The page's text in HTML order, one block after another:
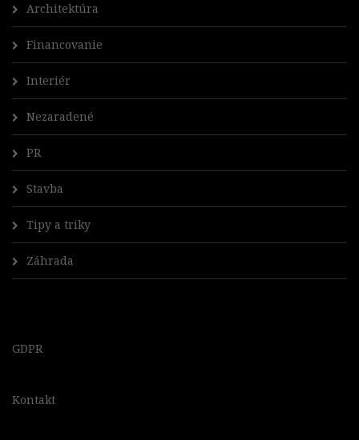
Architektúra
Financovanie
Interiér
Nezaradené
PR
Stavba
Tipy a triky
Záhrada
GDPR
Kontakt